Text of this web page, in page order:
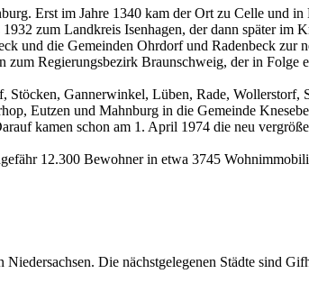
Erst im Jahre 1340 kam der Ort zu Celle und
zum Landkreis Isenhagen, der dann später
und die Gemeinden Ohrdorf und Radenbeck
zum Regierungsbezirk Braunschweig, der in
Gannerwinkel, Lüben, Rade,
Eutzen und Mahnburg in die Gemeinde
kamen schon am 1. April 1974 die neu
12.300 Bewohner in etwa 3745
Die nächstgelegenen Städte sind